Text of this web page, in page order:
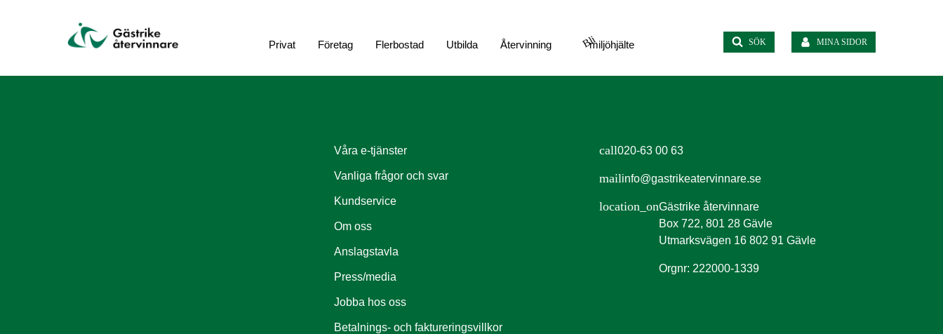
Privat Företag Flerbostad Utbilda Återvinning Blimiljöhjälte SÖK MINA SIDOR
Våra e-tjänster
Vanliga frågor och svar
Kundservice
Om oss
Anslagstavla
Press/media
Jobba hos oss
Betalnings- och faktureringsvillkor
call020-63 00 63
mailinfo@gastrikeatervinnare.se
location_onGästrike återvinnare
Box 722, 801 28 Gävle
Utmarksvägen 16 802 91 Gävle
Orgnr: 222000-1339